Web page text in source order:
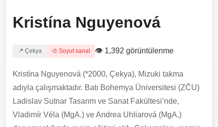
Kristína Nguyenová
📍 Çekya 🎨 Soyut sanat 👁 1,392 görüntülenme
Kristína Nguyenová (*2000, Çekya), Mizuki takma
adıyla çalışmaktadır. Batı Bohemya Üniversitesi (ZČU)
Ladislav Sutnar Tasarım ve Sanat Fakültesi’nde,
Vladimír Véla (MgA.) ve Andrea Uhliarová (MgA.)